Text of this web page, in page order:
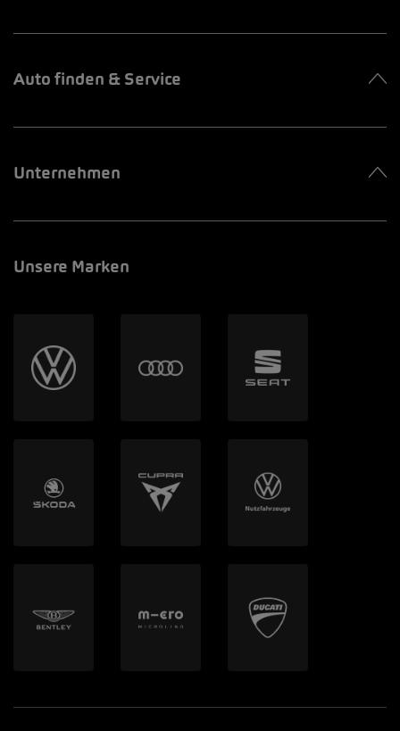
Auto finden & Service
Unternehmen
Unsere Marken